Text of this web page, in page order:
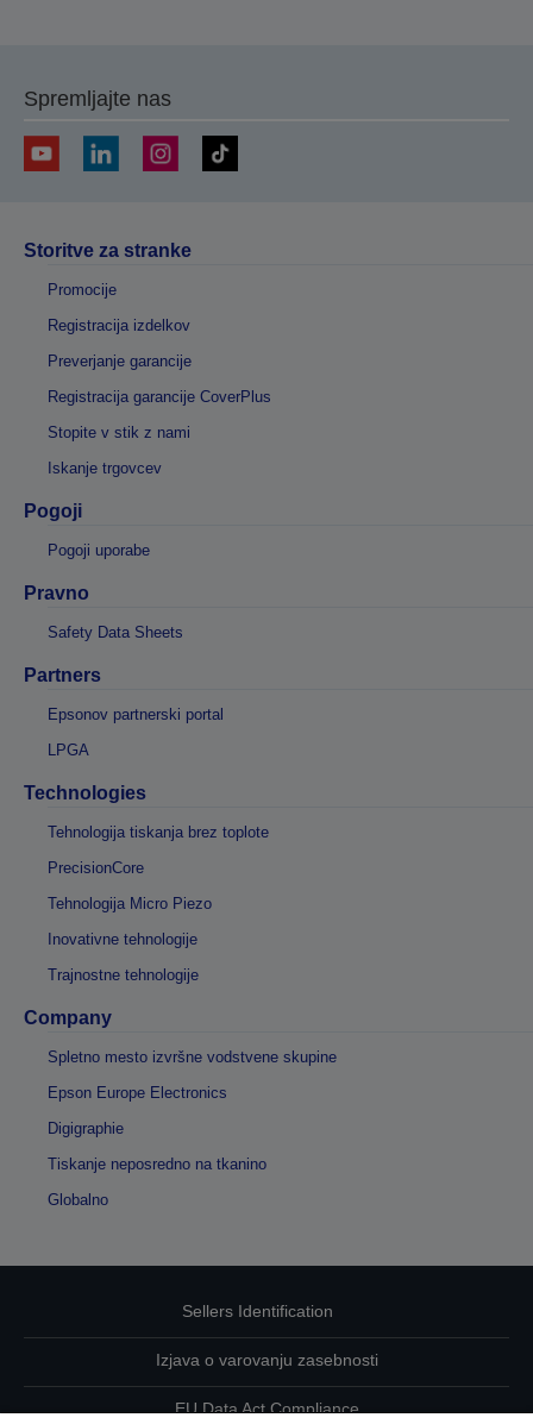
Spremljajte nas
Storitve za stranke
Promocije
Registracija izdelkov
Preverjanje garancije
Registracija garancije CoverPlus
Stopite v stik z nami
Iskanje trgovcev
Pogoji
Pogoji uporabe
Pravno
Safety Data Sheets
Partners
Epsonov partnerski portal
LPGA
Technologies
Tehnologija tiskanja brez toplote
PrecisionCore
Tehnologija Micro Piezo
Inovativne tehnologije
Trajnostne tehnologije
Company
Spletno mesto izvršne vodstvene skupine
Epson Europe Electronics
Digigraphie
Tiskanje neposredno na tkanino
Globalno
Sellers Identification
Izjava o varovanju zasebnosti
EU Data Act Compliance